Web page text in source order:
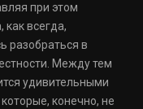
при этом
всегда,
разобраться в
Между тем
удивительными
конечно, не